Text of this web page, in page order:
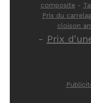
composite -
Prix du
cloison
- Prix